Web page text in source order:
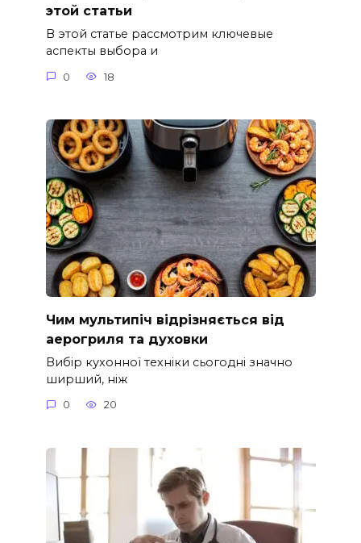
этой статьи
В этой статье рассмотрим ключевые
аспекты выбора и
0 18
Чим мультипіч відрізняється від
аерогриля та духовки
Вибір кухонної техніки сьогодні значно
ширший, ніж
0 20